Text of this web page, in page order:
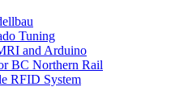
Tuning
and Arduino
BC Northern Rail
RFID System